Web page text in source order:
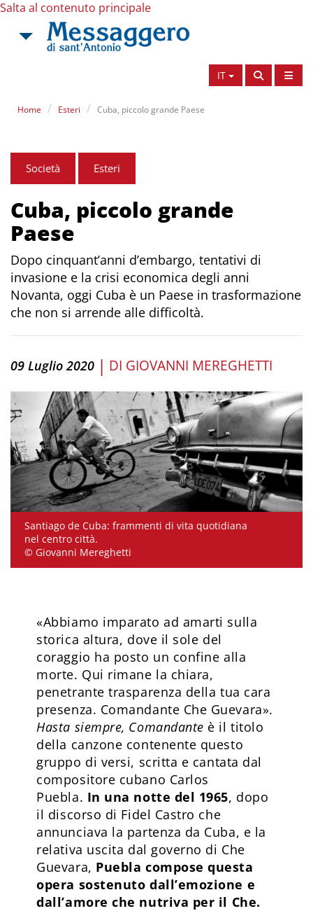
Salta al contenuto principale
IT
Home Esteri Cuba, piccolo grande Paese
Società Esteri
Cuba, piccolo grande
Paese
Dopo cinquant’anni d’embargo, tentativi di
invasione e la crisi economica degli anni
Novanta, oggi Cuba è un Paese in trasformazione
che non si arrende alle difficoltà.
09 Luglio 2020 | DI GIOVANNI MEREGHETTI
Santiago de Cuba: frammenti di vita quotidiana
nel centro città.
© Giovanni Mereghetti
«Abbiamo imparato ad amarti sulla
storica altura, dove il sole del
coraggio ha posto un confine alla
morte. Qui rimane la chiara,
penetrante trasparenza della tua cara
presenza. Comandante Che Guevara».
Hasta siempre, Comandante è il titolo
della canzone contenente questo
gruppo di versi, scritta e cantata dal
compositore cubano Carlos
Puebla. In una notte del 1965, dopo
il discorso di Fidel Castro che
annunciava la partenza da Cuba, e la
relativa uscita dal governo di Che
Guevara, Puebla compose questa
opera sostenuto dall’emozione e
dall’amore che nutriva per il Che.